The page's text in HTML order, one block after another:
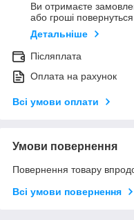
Ви отримаєте
або гроші
Детальніше
Післяплата
Оплата на рахунок
Всі умови оплати
Умови повернення
Повернення товару
Всі умови повернення